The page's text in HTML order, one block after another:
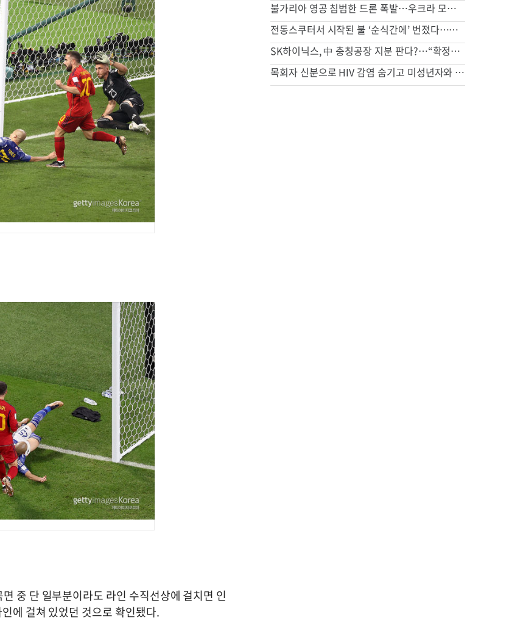
중 단 일부분이라도 라인 수직선상에 걸치면 인
에 걸쳐 있었던 것으로 확인됐다.
불가리아 영공 침범한 드론 폭발…우크라 모델 추정
전동스쿠터서 시작된 불 ‘순식간에’ 번졌다…차량·마을회관 덮쳐
SK하이닉스, 中 충칭공장 지분 판다?…“확정된 바는 없다”
목회자 신분으로 HIV 감염 숨기고 미성년자와 성관계